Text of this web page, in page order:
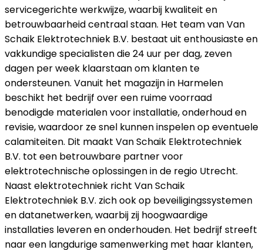
servicegerichte werkwijze, waarbij kwaliteit en
betrouwbaarheid centraal staan. Het team van Van
Schaik Elektrotechniek B.V. bestaat uit enthousiaste en
vakkundige specialisten die 24 uur per dag, zeven
dagen per week klaarstaan om klanten te
ondersteunen. Vanuit het magazijn in Harmelen
beschikt het bedrijf over een ruime voorraad
benodigde materialen voor installatie, onderhoud en
revisie, waardoor ze snel kunnen inspelen op eventuele
calamiteiten. Dit maakt Van Schaik Elektrotechniek
B.V. tot een betrouwbare partner voor
elektrotechnische oplossingen in de regio Utrecht.
Naast elektrotechniek richt Van Schaik
Elektrotechniek B.V. zich ook op beveiligingssystemen
en datanetwerken, waarbij zij hoogwaardige
installaties leveren en onderhouden. Het bedrijf streeft
naar een langdurige samenwerking met haar klanten,